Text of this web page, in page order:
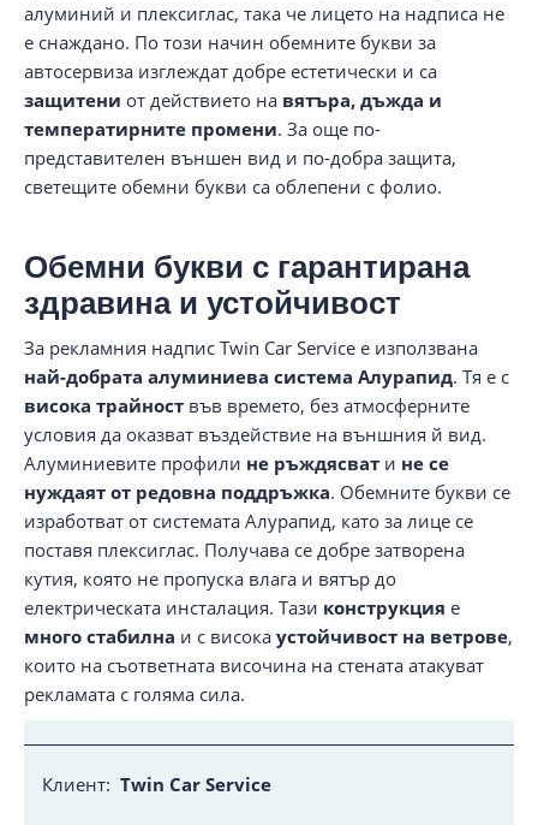
алуминий и плексиглас, така че лицето на надписа не
е снаждано. По този начин обемните букви за
автосервиза изглеждат добре естетически и са
защитени от действието на вятъра, дъжда и
температирните промени. За още по-
представителен външен вид и по-добра защита,
светещите обемни букви са облепени с фолио.
Обемни букви с гарантирана
здравина и устойчивост
За рекламния надпис Twin Car Service е използвана
най-добрата алуминиева система Алурапид. Тя е с
висока трайност във времето, без атмосферните
условия да оказват въздействие на външния й вид.
Алуминиевите профили не ръждясват и не се
нуждаят от редовна поддръжка. Обемните букви се
изработват от системата Алурапид, като за лице се
поставя плексиглас. Получава се добре затворена
кутия, която не пропуска влага и вятър до
електрическата инсталация. Тази конструкция е
много стабилна и с висока устойчивост на ветрове,
които на съответната височина на стената атакуват
рекламата с голяма сила.
Клиент: Twin Car Service